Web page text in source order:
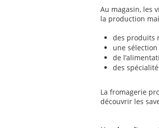
Au magasin, les
la production
des produits
une
de
des
La fromagerie
découvrir les